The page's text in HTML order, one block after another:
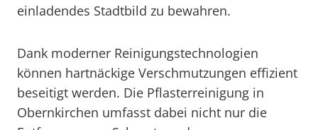
einladendes Stadtbild zu bewahren.
Dank moderner Reinigungstechnologien
können hartnäckige Verschmutzungen effizient
beseitigt werden. Die Pflasterreinigung in
Obernkirchen umfasst dabei nicht nur die